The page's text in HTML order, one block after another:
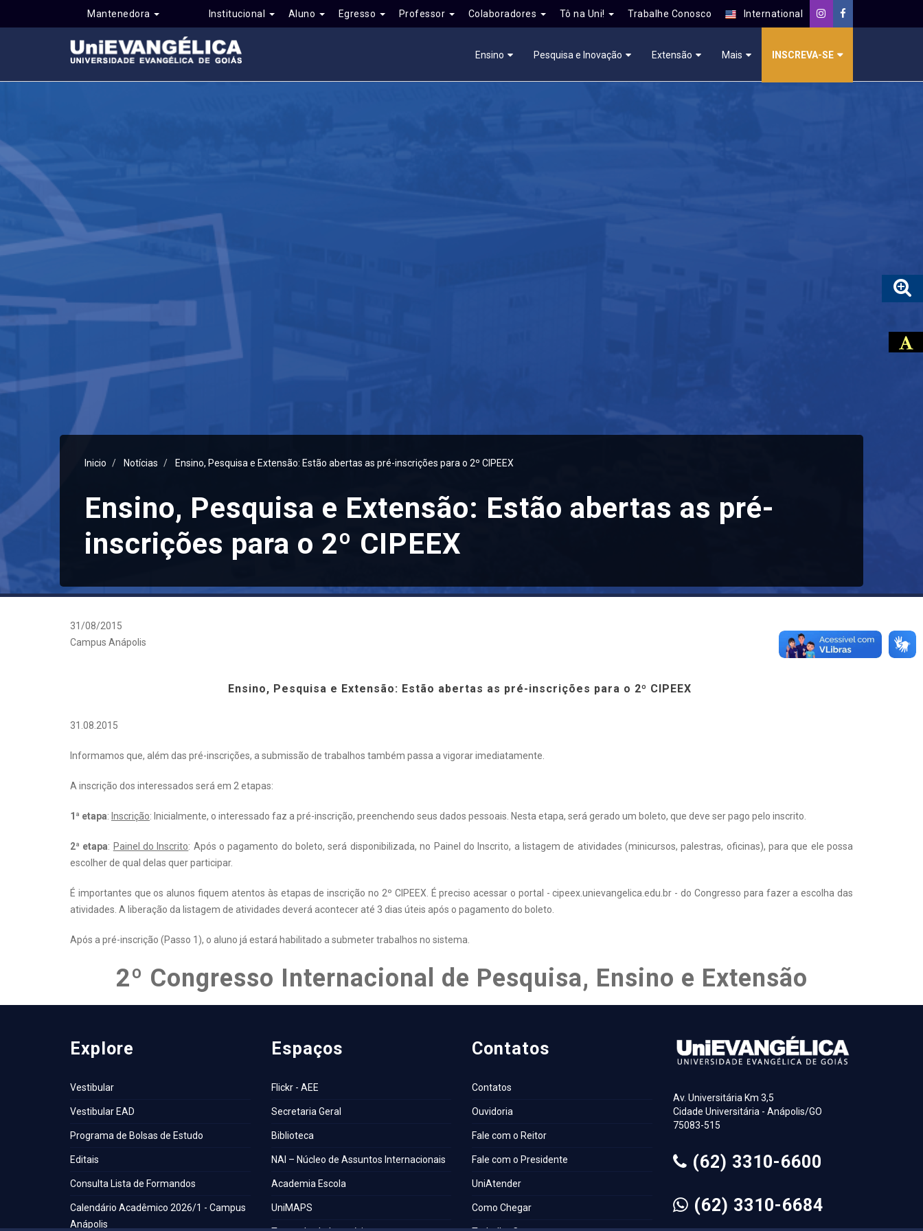
Mantenedora Institucional Aluno Egresso Professor Colaboradores Tô na Uni! Trabalhe Conosco International
Ensino Pesquisa e Inovação Extensão Mais INSCREVA-SE
Inicio Notícias Ensino, Pesquisa e Extensão: Estão abertas as pré-inscrições para o 2º CIPEEX
Ensino, Pesquisa e Extensão: Estão abertas as pré-
inscrições para o 2º CIPEEX
31/08/2015
Campus Anápolis
Ensino, Pesquisa e Extensão: Estão abertas as pré-inscrições para o 2º CIPEEX
31.08.2015
Informamos que, além das pré-inscrições, a submissão de trabalhos também passa a vigorar imediatamente.
A inscrição dos interessados será em 2 etapas:
1ª etapa: Inscrição: Inicialmente, o interessado faz a pré-inscrição, preenchendo seus dados pessoais. Nesta etapa, será gerado um boleto, que deve ser pago pelo inscrito.
2ª etapa: Painel do Inscrito: Após o pagamento do boleto, será disponibilizada, no Painel do Inscrito, a listagem de atividades (minicursos, palestras, oficinas), para que ele possa
escolher de qual delas quer participar.
É importantes que os alunos fiquem atentos às etapas de inscrição no 2º CIPEEX. É preciso acessar o portal -cipeex.unievangelica.edu.br - do Congresso para fazer a escolha das
atividades. A liberação da listagem de atividades deverá acontecer até 3 dias úteis após o pagamento do boleto.
Após a pré-inscrição (Passo 1), o aluno já estará habilitado a submeter trabalhos no sistema.
2º Congresso Internacional de Pesquisa, Ensino e Extensão
Explore
Vestibular
Vestibular EAD
Programa de Bolsas de Estudo
Editais
Consulta Lista de Formandos
Calendário Acadêmico 2026/1 - Campus
Anápolis
Espaços
Flickr - AEE
Secretaria Geral
Biblioteca
NAI – Núcleo de Assuntos Internacionais
Academia Escola
UniMAPS
Contatos
Contatos
Ouvidoria
Fale com o Reitor
Fale com o Presidente
UniAtender
Como Chegar
Av. Universitária Km 3,5
Cidade Universitária - Anápolis/GO
75083-515
(62) 3310-6600
(62) 3310-6684